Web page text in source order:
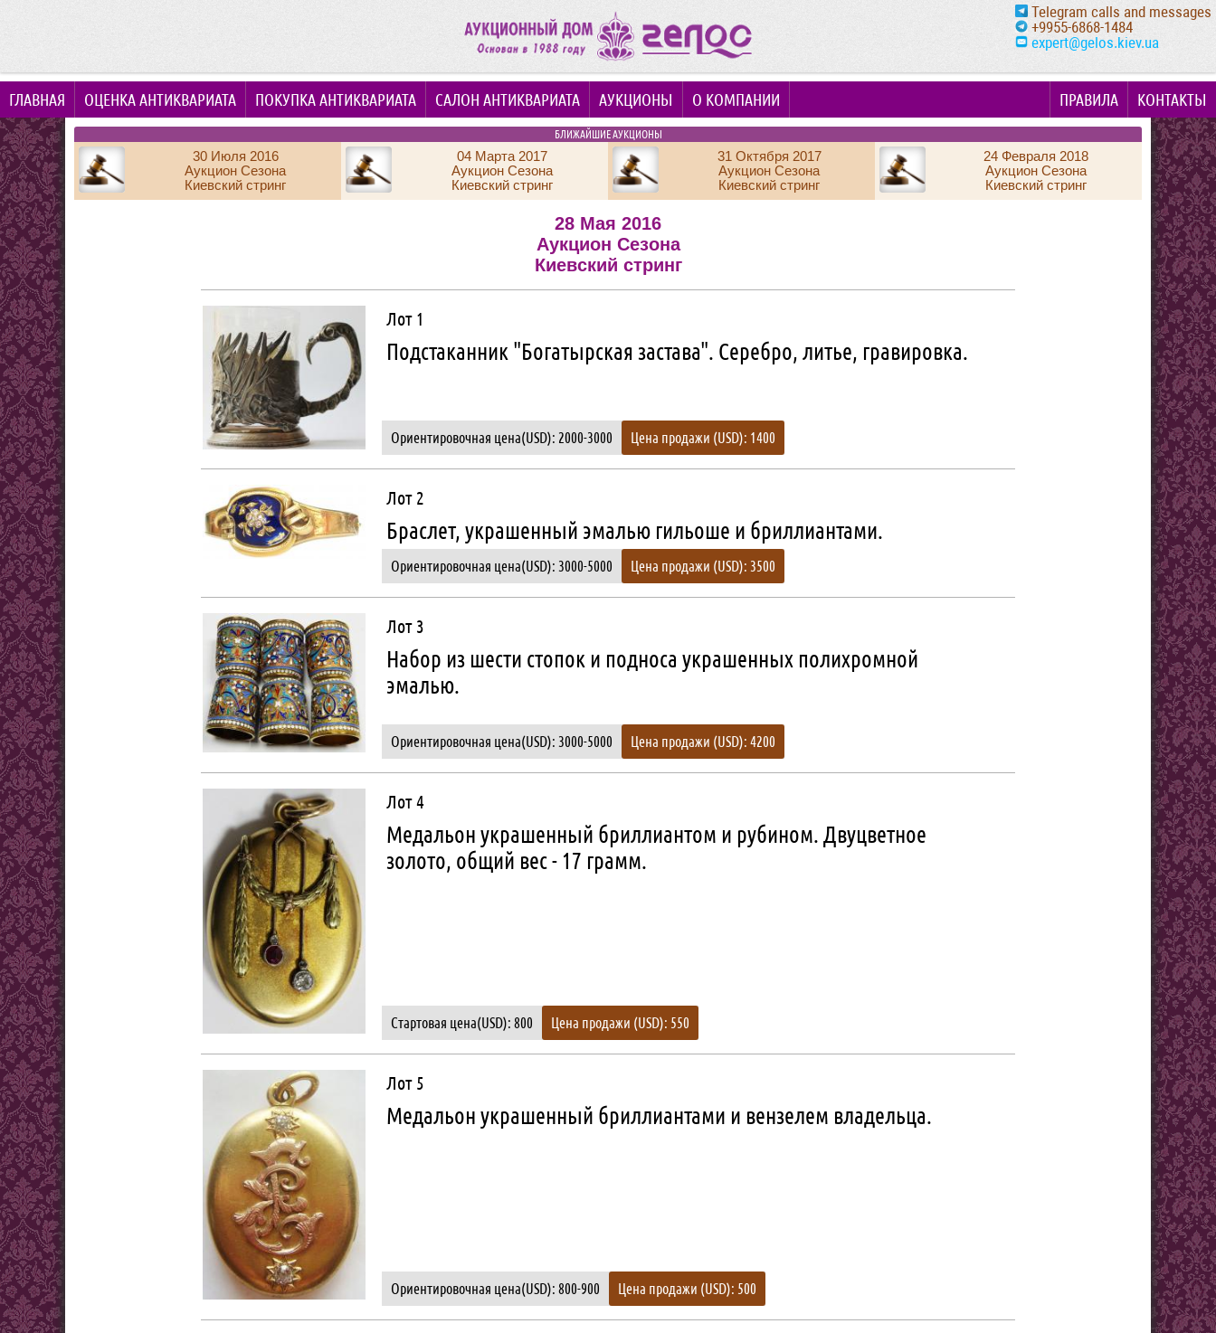
Telegram calls and messages
+9955-6868-1484
expert@gelos.kiev.ua
ГЛАВНАЯ ОЦЕНКА АНТИКВАРИАТА ПОКУПКА АНТИКВАРИАТА САЛОН АНТИКВАРИАТА АУКЦИОНЫ О КОМПАНИИ КОНТАКТЫ
ПРАВИЛА
БЛИЖАЙШИЕ АУКЦИОНЫ
30 Июля 2016
Аукцион Сезона
Киевский стринг
04 Марта 2017
Аукцион Сезона
Киевский стринг
31 Октября 2017
Аукцион Сезона
Киевский стринг
24 Февраля 2018
Аукцион Сезона
Киевский стринг
28 Мая 2016
Аукцион Сезона
Киевский стринг
Лот 1
Подстаканник "Богатырская застава". Серебро, литье, гравировка.
Ориентировочная цена(USD): 2000-3000 Цена продажи (USD): 1400
Лот 2
Браслет, украшенный эмалью гильоше и бриллиантами.
Ориентировочная цена(USD): 3000-5000 Цена продажи (USD): 3500
Лот 3
Набор из шести стопок и подноса украшенных полихромной
эмалью.
Ориентировочная цена(USD): 3000-5000 Цена продажи (USD): 4200
Лот 4
Медальон украшенный бриллиантом и рубином. Двуцветное
золото, общий вес - 17 грамм.
Стартовая цена(USD): 800 Цена продажи (USD): 550
Лот 5
Медальон украшенный бриллиантами и вензелем владельца.
Ориентировочная цена(USD): 800-900 Цена продажи (USD): 500